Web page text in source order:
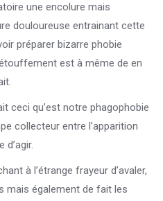
une encolure mais
douloureuse entrainant cette
préparer bizarre phobie
est à même de en
ceci qu’est notre phagophobie
collecteur entre l’apparition
à l’étrange frayeur d’avaler,
mais également de fait les